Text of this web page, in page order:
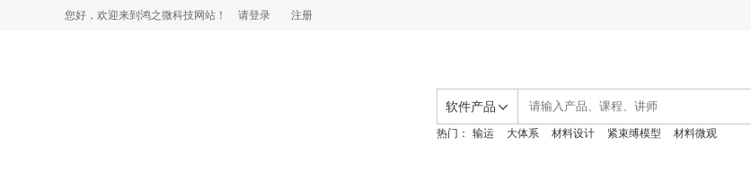
您好，欢迎来到鸿之微科技网站！ 请登录 注册
软件产品
热门： 输运 大体系 材料设计 紧束缚模型 材料微观